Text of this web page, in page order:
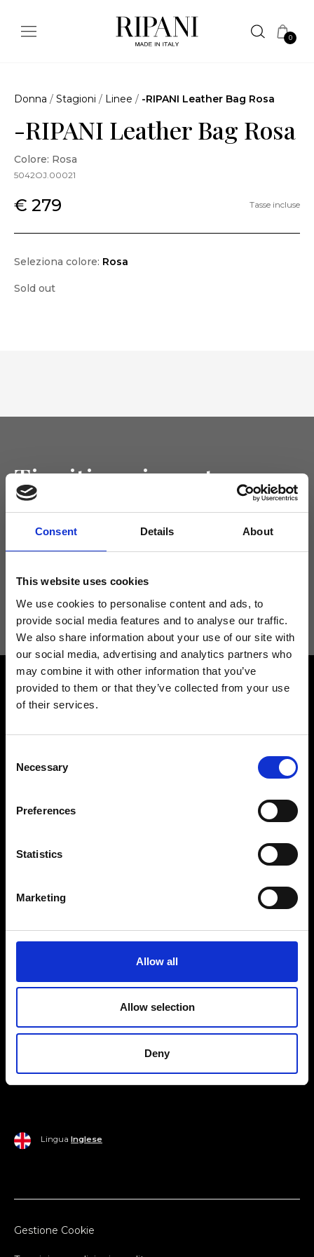
Consent Details About
This website uses cookies
We use cookies to personalise content and ads, to
provide social media features and to analyse our traffic.
We also share information about your use of our site with
our social media, advertising and analytics partners who
may combine it with other information that you’ve
provided to them or that they’ve collected from your use
of their services.
Selection
Necessary
Preferences
Statistics
Marketing
Allow all
Allow selection
Deny
0
Donna / Stagioni / Linee / -RIPANI Leather Bag Rosa
-RIPANI Leather Bag Rosa
Colore: Rosa
5042OJ.00021
€ 279 Tasse incluse
Seleziona colore: Rosa
Sold out
Tieniti aggiornato
Non perdere le novità di Ripani, iscriviti alla newsletter!
informazioni consulta laPrivacy Policy.
Cerca un negozio
Seguici
Lingua Inglese
Gestione Cookie